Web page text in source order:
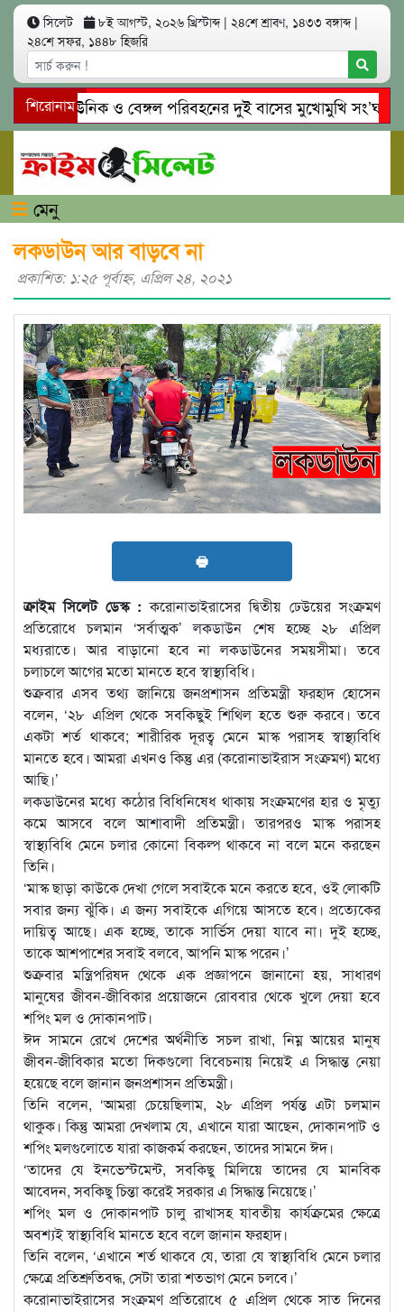
সিলেট ৮ই আগস্ট, ২০২৬ খ্রিস্টাব্দ | ২৪শে শ্রাবণ, ১৪৩৩ বঙ্গাব্দ |
২৪শে সফর, ১৪৪৮ হিজরি
শিরোনাম
ইউনিক ও বেঙ্গল পরিবহনের দুই বাসের মুখোমুখি সং’ঘ’র্ষে
প্রেমের ফাঁদে তরুণী পাচার: মাদকাসক্ত রিমালকে গ্রেপ্তারের
মেনু
লকডাউন আর বাড়বে না
প্রকাশিত: ১:২৫ পূর্বাহ্ণ, এপ্রিল ২৪, ২০২১
🖶
ক্রাইম সিলেট ডেস্ক :করোনাভাইরাসের দ্বিতীয় ঢেউয়ের সংক্রমণ
প্রতিরোধে চলমান ‘সর্বাত্মক’ লকডাউন শেষ হচ্ছে ২৮ এপ্রিল
মধ্যরাতে। আর বাড়ানো হবে না লকডাউনের সময়সীমা। তবে
চলাচলে আগের মতো মানতে হবে স্বাস্থ্যবিধি।
শুক্রবার এসব তথ্য জানিয়ে জনপ্রশাসন প্রতিমন্ত্রী ফরহাদ হোসেন
বলেন, ‘২৮ এপ্রিল থেকে সবকিছুই শিথিল হতে শুরু করবে। তবে
একটা শর্ত থাকবে; শারীরিক দূরত্ব মেনে মাস্ক পরাসহ স্বাস্থ্যবিধি
মানতে হবে। আমরা এখনও কিন্তু এর (করোনাভাইরাস সংক্রমণ) মধ্যে
আছি।’
লকডাউনের মধ্যে কঠোর বিধিনিষেধ থাকায় সংক্রমণের হার ও মৃত্যু
কমে আসবে বলে আশাবাদী প্রতিমন্ত্রী। তারপরও মাস্ক পরাসহ
স্বাস্থ্যবিধি মেনে চলার কোনো বিকল্প থাকবে না বলে মনে করছেন
তিনি।
‘মাস্ক ছাড়া কাউকে দেখা গেলে সবাইকে মনে করতে হবে, ওই লোকটি
সবার জন্য ঝুঁকি। এ জন্য সবাইকে এগিয়ে আসতে হবে। প্রত্যেকের
দায়িত্ব আছে। এক হচ্ছে, তাকে সার্ভিস দেয়া যাবে না। দুই হচ্ছে,
তাকে আশপাশের সবাই বলবে, আপনি মাস্ক পরেন।’
শুক্রবার মন্ত্রিপরিষদ থেকে এক প্রজ্ঞাপনে জানানো হয়, সাধারণ
মানুষের জীবন-জীবিকার প্রয়োজনে রোববার থেকে খুলে দেয়া হবে
শপিং মল ও দোকানপাট।
ঈদ সামনে রেখে দেশের অর্থনীতি সচল রাখা, নিম্ন আয়ের মানুষ
জীবন-জীবিকার মতো দিকগুলো বিবেচনায় নিয়েই এ সিদ্ধান্ত নেয়া
হয়েছে বলে জানান জনপ্রশাসন প্রতিমন্ত্রী।
তিনি বলেন, ‘আমরা চেয়েছিলাম, ২৮ এপ্রিল পর্যন্ত এটা চলমান
থাকুক। কিন্তু আমরা দেখলাম যে, এখানে যারা আছেন, দোকানপাট ও
শপিং মলগুলোতে যারা কাজকর্ম করছেন, তাদের সামনে ঈদ।
‘তাদের যে ইনভেস্টমেন্ট, সবকিছু মিলিয়ে তাদের যে মানবিক
আবেদন, সবকিছু চিন্তা করেই সরকার এ সিদ্ধান্ত নিয়েছে।’
শপিং মল ও দোকানপাট চালু রাখাসহ যাবতীয় কার্যক্রমের ক্ষেত্রে
অবশ্যই স্বাস্থ্যবিধি মানতে হবে বলে জানান ফরহাদ।
তিনি বলেন, ‘এখানে শর্ত থাকবে যে, তারা যে স্বাস্থ্যবিধি মেনে চলার
ক্ষেত্রে প্রতিশ্রুতিবদ্ধ, সেটা তারা শতভাগ মেনে চলবে।’
করোনাভাইরাসের সংক্রমণ প্রতিরোধে ৫ এপ্রিল থেকে সাত দিনের